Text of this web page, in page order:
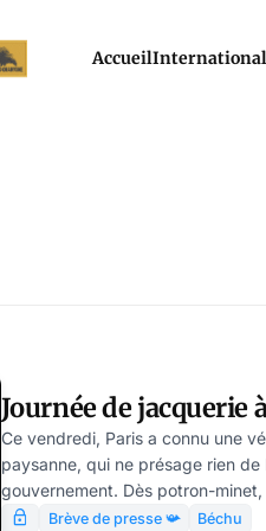
AccueilInternational
Journée de jacquerie
Ce vendredi, Paris a connu une
paysanne, qui ne présage rien de
gouvernement. Dès potron-
Coordination Rurale répandaient
Brève de presse 📯
Béchu